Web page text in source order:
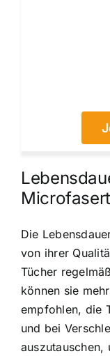
Die
von ihrer
Tücher
können sie
empfohlen, die
und bei
auszutauschen,